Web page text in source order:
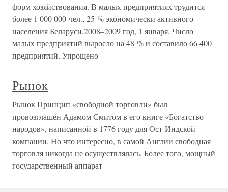
форм хозяйствования. В малых предприятиях трудится
более 1 000 000 чел., 25 % экономически активного
населения Беларуси.2008–2009 год, 1 января. Число
малых предприятий выросло на 48 % и составило 66 400
предприятий. Упрощено
Рынок
Рынок Принцип «свободной торговли» был
провозглашён Адамом Смитом в его книге «Богатство
народов», написанной в 1776 году для Ост-Индской
компании. Но что интересно, в самой Англии свободная
торговля никогда не осуществлялась. Более того, мощный
государственный аппарат